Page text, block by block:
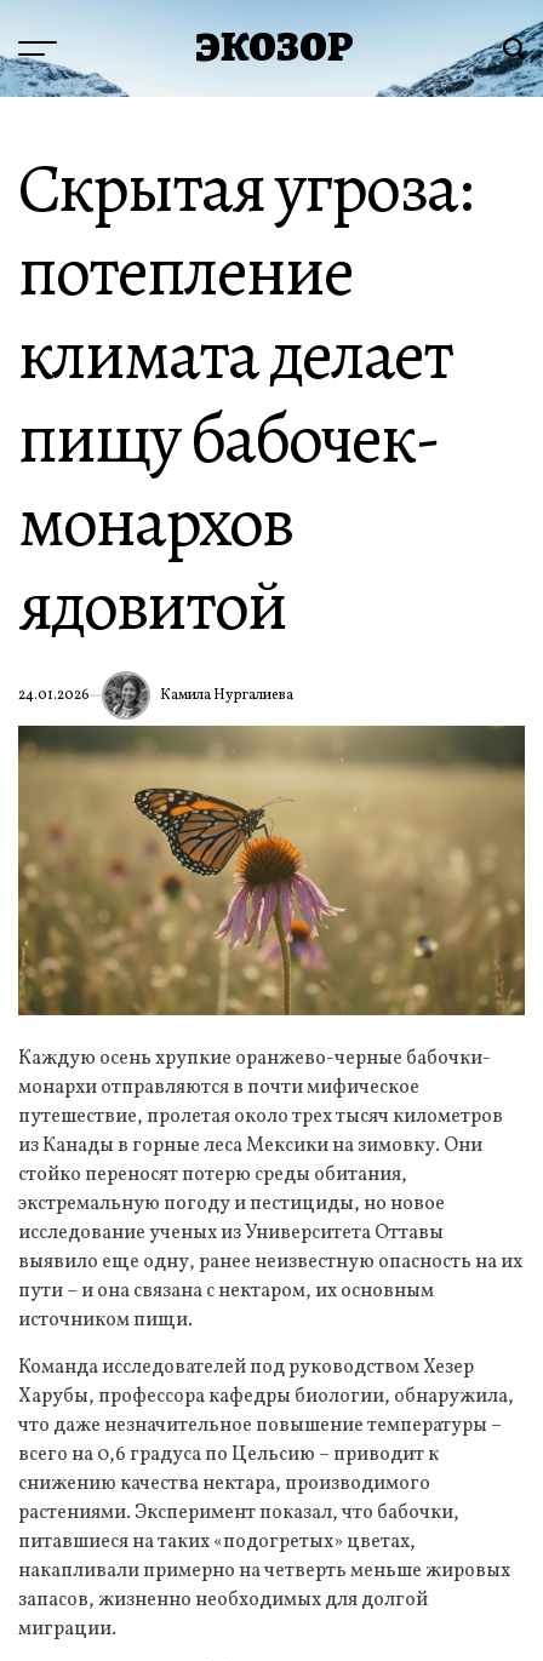
содержимому
Меню ЭКОЗОР
Скрытая угроза:
потепление
климата делает
пищу бабочек-
монархов
ядовитой
24.01.2026 Камила Нургалиева
Каждую осень хрупкие оранжево-черные бабочки-
монархи отправляются в почти мифическое
путешествие, пролетая около трех тысяч километров
из Канады в горные леса Мексики на зимовку. Они
стойко переносят потерю среды обитания,
экстремальную погоду и пестициды, но новое
исследование ученых из Университета Оттавы
выявило еще одну, ранее неизвестную опасность на их
пути – и она связана с нектаром, их основным
источником пищи.
Команда исследователей под руководством Хезер
Харубы, профессора кафедры биологии, обнаружила,
что даже незначительное повышение температуры –
всего на 0,6 градуса по Цельсию – приводит к
снижению качества нектара, производимого
растениями. Эксперимент показал, что бабочки,
питавшиеся на таких «подогретых» цветах,
накапливали примерно на четверть меньше жировых
запасов, жизненно необходимых для долгой
миграции.